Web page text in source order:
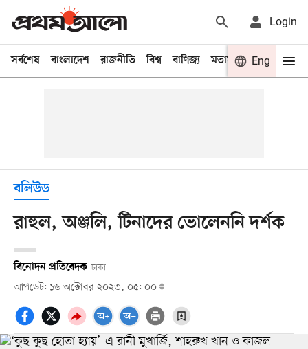
Login
সর্বশেষ বাংলাদেশ রাজনীতি বিশ্ব বাণিজ্য মতামত খেলা
Eng
বলিউড
রাহুল, অঞ্জলি, টিনাদের ভোলেননি দর্শক
বিনোদন প্রতিবেদক ঢাকা
আপডেট: ১৬ অক্টোবর ২০২৩, ০৫: ০০